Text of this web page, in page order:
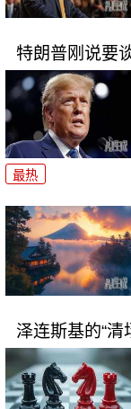
特朗普刚说要
最热
泽连斯基的“清